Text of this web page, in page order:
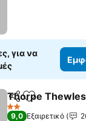
για να
Κοινοποίηση
Προσθήκη
Thorpe
2 Αστέρια
9,0 Εξαιρετικό